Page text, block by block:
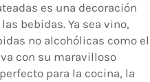
es una decoración
bebidas. Ya sea vino,
no alcohólicas como el
con su maravilloso
para la cocina, la